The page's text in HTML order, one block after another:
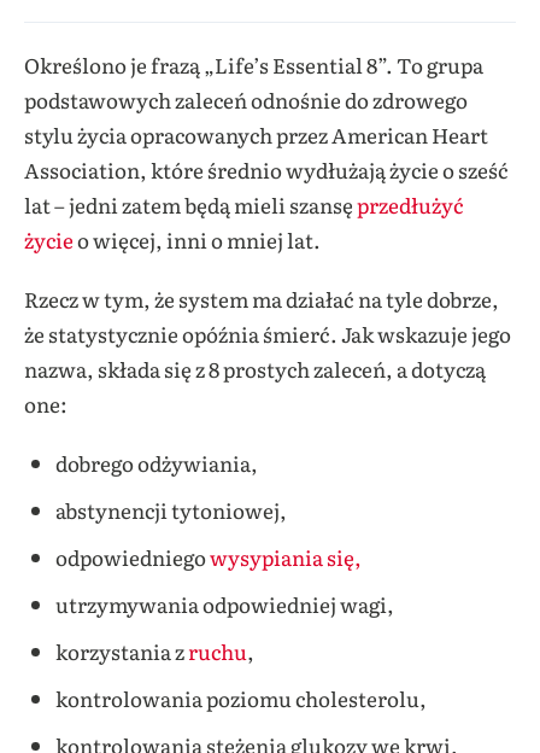
Określono je frazą „Life’s Essential 8”. To grupa
podstawowych zaleceń odnośnie do zdrowego
stylu życia opracowanych przez American Heart
Association, które średnio wydłużają życie o sześć
lat – jedni zatem będą mieli szansęprzedłużyć
życieo więcej, inni o mniej lat.
Rzecz w tym, że system ma działać na tyle dobrze,
że statystycznie opóźnia śmierć. Jak wskazuje jego
nazwa, składa się z 8 prostych zaleceń, a dotyczą
one:
dobrego odżywiania,
abstynencji tytoniowej,
odpowiedniegowysypiania się,
utrzymywania odpowiedniej wagi,
korzystania zruchu,
kontrolowania poziomu cholesterolu,
kontrolowania stężenia glukozy we krwi,